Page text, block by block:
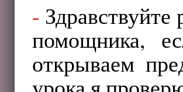
-
помощника,
открываем